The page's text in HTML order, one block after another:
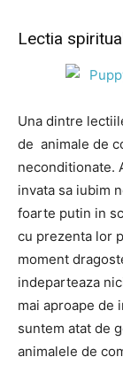
Lectia
Una dintre
de animale de
neconditionate.
invata sa iubim
foarte putin in
cu prezenta lor
moment
indeparteaza
mai aproape de
suntem atat de
animalele de